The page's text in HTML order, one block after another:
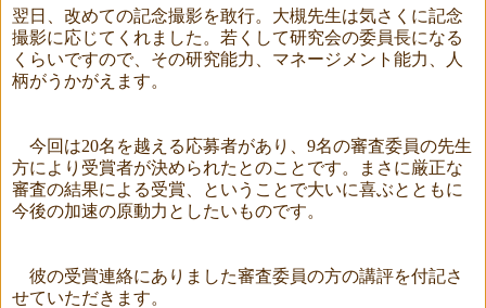
翌日、改めての記念撮影を敢行。大槻先生は気さくに記念
撮影に応じてくれました。若くして研究会の委員長になる
くらいですので、その研究能力、マネージメント能力、人
柄がうかがえます。
今回は20名を越える応募者があり、9名の審査委員の先生
方により受賞者が決められたとのことです。まさに厳正な
審査の結果による受賞、ということで大いに喜ぶとともに
今後の加速の原動力としたいものです。
彼の受賞連絡にありました審査委員の方の講評を付記さ
せていただきます。